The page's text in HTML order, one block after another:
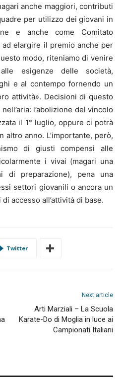
anche maggiori, contributi
per utilizzo dei giovani in
e anche come Comitato
ad elargire il premio anche per
modo, riteniamo di venire
esigenze delle società,
e al contempo fornendo un
attività». Decisioni di questo
l’abolizione del vincolo
il 1° luglio, oppure ci potrà
altro anno. L’importante, però,
di giusti compensi alle
i vivai (magari una
di preparazione), pena una
settori giovanili o ancora un
accesso all’attività di base.
Twitter
Next article
Arti Marziali – La Scuola
Karate-Do di Moglia in luce ai
Campionati Italiani